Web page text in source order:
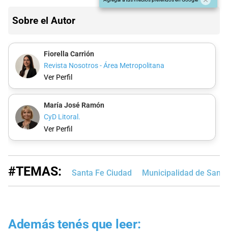
Sobre el Autor
Fiorella Carrión
Revista Nosotros - Área Metropolitana
Ver Perfil
María José Ramón
CyD Litoral.
Ver Perfil
#TEMAS: Santa Fe Ciudad Municipalidad de
Además tenés que leer: